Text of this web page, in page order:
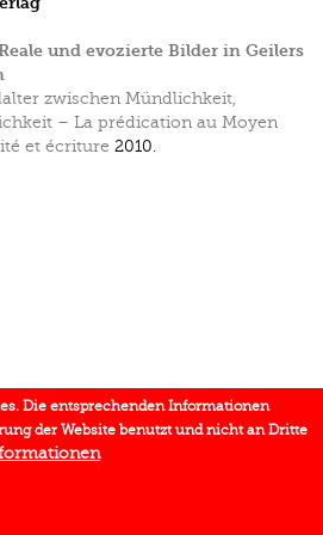
und evozierte Bilder in Geilers
zwischen Mündlichkeit,
– La prédication au Moyen
et écriture 2010.
Die entsprechenden Informationen
der Website benutzt und nicht an Dritte